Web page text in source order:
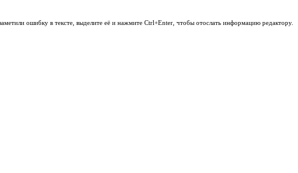
ошибку в тексте, выделите её и нажмите Ctrl+Enter, чтобы отослать информацию редактору.